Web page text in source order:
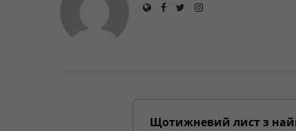
Щотижневий лист з